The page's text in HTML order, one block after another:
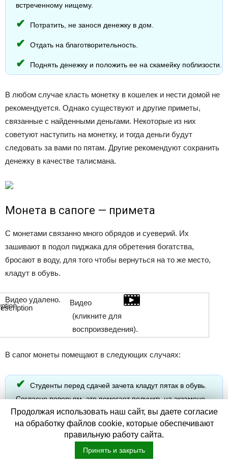
встреченному нищему.
Потратить, не занося денежку в дом.
Отдать на благотворительность.
Поднять денежку и положить ее на скамейку поблизости.
В любом случае класть монетку в кошелек и нести домой не
рекомендуется. Однако существуют и другие приметы,
связанные с найденными деньгами. Некоторые из них
советуют наступить на монетку, и тогда деньги будут
следовать за вами по пятам. Другие рекомендуют сохранить
денежку в качестве талисмана.
Монета в сапоге — примета
С монетами связанно много обрядов и суеверий. Их
зашивают в подол пиджака для обретения богатства,
бросают в воду, для того чтобы вернуться на то же место,
кладут в обувь.
Видео удалено.
Видео
(кликните для
воспроизведения).
В сапог монеты помещают в следующих случаях:
Студенты перед сдачей зачета кладут пятак в обувь.
Согласно поверьям, это помогает получить на экзамене
высшую отметку.
В сапог жениха клали монетку на свадьбе. Если, разувая
монеткой, то жизнь молодых обещала быть богатой.
Продолжая использовать наш сайт, вы даете согласие
на обработку файлов cookie, которые обеспечивают
правильную работу сайта.
Принять и закрыть